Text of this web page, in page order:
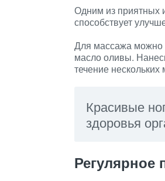
Одним из приятных
способствует
Для массажа можно
масло оливы.
течение
Красивые
здоровья
Регулярное